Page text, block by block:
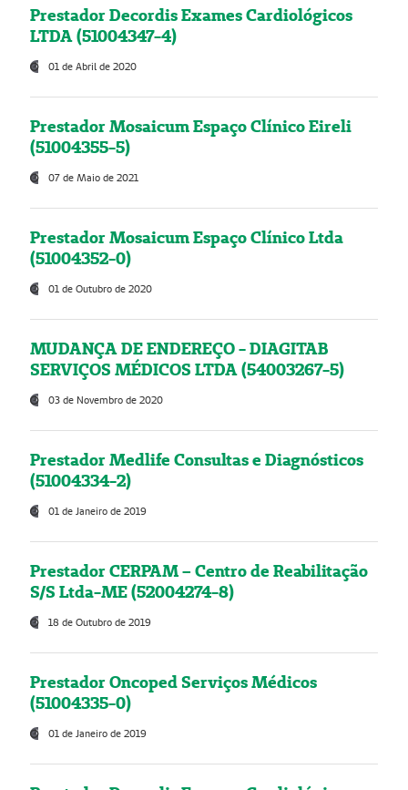
Prestador Decordis Exames Cardiológicos
LTDA (51004347-4)
01 de Abril de 2020
Prestador Mosaicum Espaço Clínico Eireli
(51004355-5)
07 de Maio de 2021
Prestador Mosaicum Espaço Clínico Ltda
(51004352-0)
01 de Outubro de 2020
MUDANÇA DE ENDEREÇO - DIAGITAB
SERVIÇOS MÉDICOS LTDA (54003267-5)
03 de Novembro de 2020
Prestador Medlife Consultas e Diagnósticos
(51004334-2)
01 de Janeiro de 2019
Prestador CERPAM – Centro de Reabilitação
S/S Ltda-ME (52004274-8)
18 de Outubro de 2019
Prestador Oncoped Serviços Médicos
(51004335-0)
01 de Janeiro de 2019